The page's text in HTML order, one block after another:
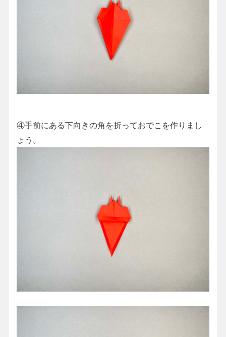
④手前にある下向きの角を折っておでこを作りまし
ょう。